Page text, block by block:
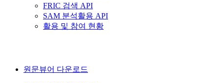
FRIC 검색 API
SAM 분석활용 API
활용 및 참여 현황
원문뷰어 다운로드